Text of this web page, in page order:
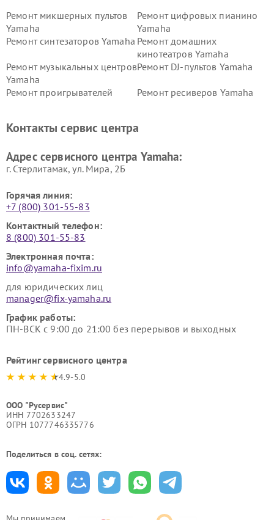
Ремонт микшерных пультов
Yamaha
Ремонт цифровых пианино
Yamaha
Ремонт синтезаторов Yamaha Ремонт домашних
кинотеатров Yamaha
Ремонт музыкальных центров
Yamaha
Ремонт DJ-пультов Yamaha
Ремонт проигрывателей
Ремонт ресиверов Yamaha
Yamaha
Yamaha
Контакты сервис центра
Адрес сервисного центра Yamaha:
г. Стерлитамак, ул. Мира, 2Б
Горячая линия:
+7 (800) 301-55-83
Контактный телефон:
8 (800) 301-55-83
Электронная почта:
info@yamaha-fixim.ru
для юридических лиц
manager@fix-yamaha.ru
График работы:
ПН-ВСК с 9:00 до 21:00 без перерывов и выходных
Рейтинг сервисного центра
4.9-5.0
ООО "Русервис"
ИНН 7702633247
ОГРН 1077746335776
Поделиться в соц. сетях: